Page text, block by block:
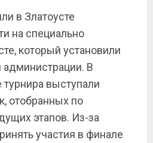
в Златоусте
на специально
который установили
администрации. В
выступали
отобранных по
этапов. Из-за
участия в финале